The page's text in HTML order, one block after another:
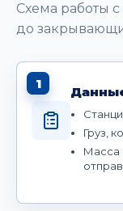
Схема работы
до
1
Груз,
Масса